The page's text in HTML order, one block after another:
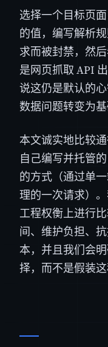
选择一个目标页
的值，编写解析
求而被封禁，然
是网页抓取 API
说这仍是默认的
数据问题转变为基
本文诚实地比较
自己编写并托管
的方式（通过单
理的一次请求）
工程权衡上进行
间、维护负担、
本，并且我们会
择，而不是假装这